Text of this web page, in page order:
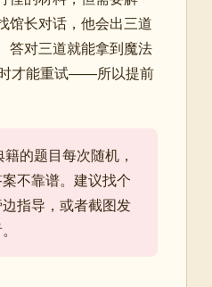
馆长对话，他会出三道
答对三道就能拿到魔法
才能重试——所以提前
籍的题目每次随机，
不靠谱。建议找个
指导，或者截图发